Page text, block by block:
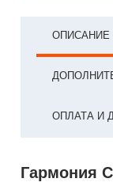
ОПИСАНИЕ
ОПЛАТА И
Гармония